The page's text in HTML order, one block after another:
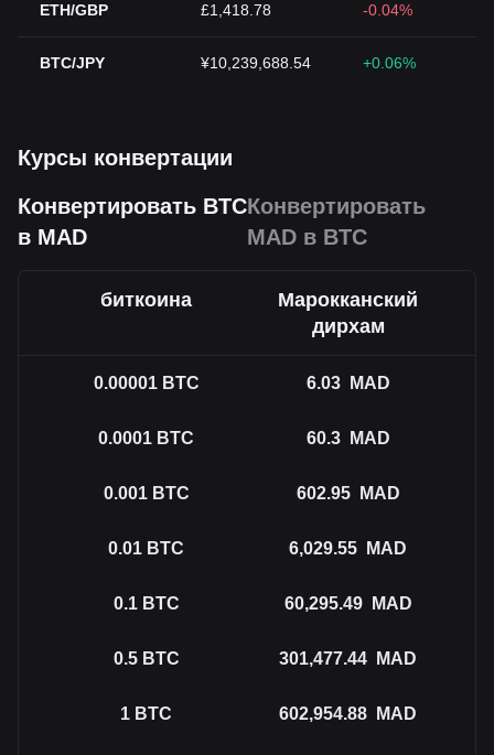
ETH/GBP £1,418.78 -0.04%
BTC/JPY ¥10,239,688.54 +0.06%
Курсы конвертации
Конвертировать BTC
в MAD
Конвертировать
MAD в BTC
биткоина
Марокканский
дирхам
0.00001 BTC 6.03 MAD
0.0001 BTC 60.3 MAD
0.001 BTC 602.95 MAD
0.01 BTC 6,029.55 MAD
0.1 BTC 60,295.49 MAD
0.5 BTC 301,477.44 MAD
1 BTC 602,954.88 MAD